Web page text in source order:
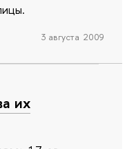
3 августа 2009
их